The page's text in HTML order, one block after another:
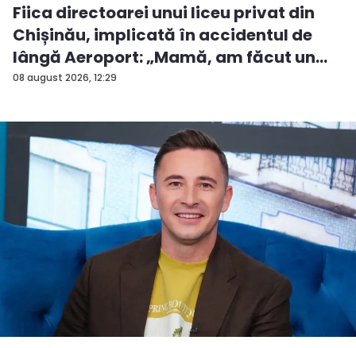
08 august 2026, 12:29
Fiica directoarei unui liceu privat din
Chișinău, implicată în accidentul de
lângă Aeroport: „Mamă, am făcut un
ac...